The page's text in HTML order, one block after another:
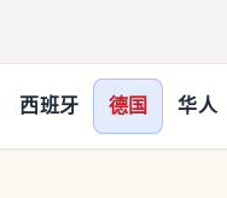
西班牙 德国 华人